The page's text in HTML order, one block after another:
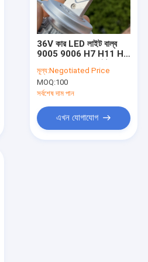
36V কার LED লাইট বাল্ব
9005 9006 H7 H11 H4
মূল্য:Negotiated Price
MOQ:100
সর্বশেষ দাম পান
এখন যোগাযোগ